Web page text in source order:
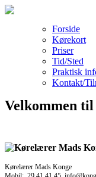
Forside
Kørekort
Priser
Tid/Sted
Praktisk
Kontakt/
Velkommen
Kørelærer Mads Konge